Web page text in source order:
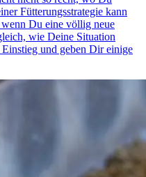
Fütterungsstrategie kann
Du eine völlig neue
wie Deine Situation
und geben Dir einige